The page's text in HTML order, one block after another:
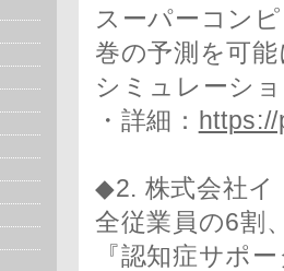
スーパーコン
巻の予測を可
シミュレーシ
・詳細：
◆2. 株式会社イ
全従業員の6割
『認知症サポ